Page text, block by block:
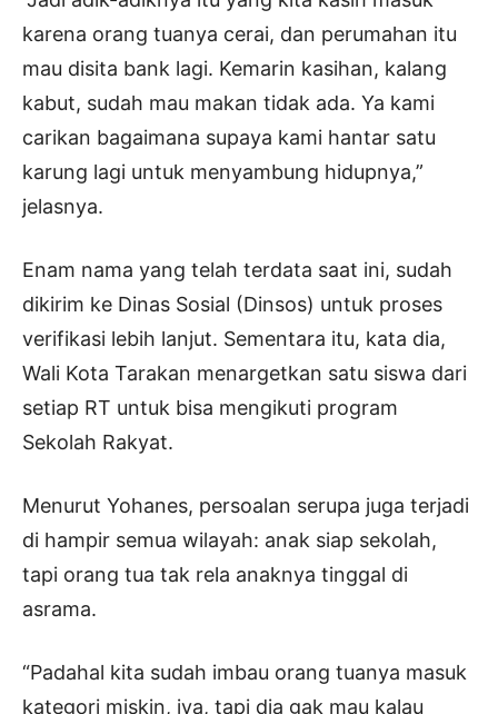
karena orang tuanya cerai, dan perumahan itu
mau disita bank lagi. Kemarin kasihan, kalang
kabut, sudah mau makan tidak ada. Ya kami
carikan bagaimana supaya kami hantar satu
karung lagi untuk menyambung hidupnya,”
jelasnya.
Enam nama yang telah terdata saat ini, sudah
dikirim ke Dinas Sosial (Dinsos) untuk proses
verifikasi lebih lanjut. Sementara itu, kata dia,
Wali Kota Tarakan menargetkan satu siswa dari
setiap RT untuk bisa mengikuti program
Sekolah Rakyat.
Menurut Yohanes, persoalan serupa juga terjadi
di hampir semua wilayah: anak siap sekolah,
tapi orang tua tak rela anaknya tinggal di
asrama.
“Padahal kita sudah imbau orang tuanya masuk
kategori miskin, iya, tapi dia gak mau kalau